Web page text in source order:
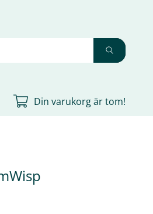
Din varukorg är tom!